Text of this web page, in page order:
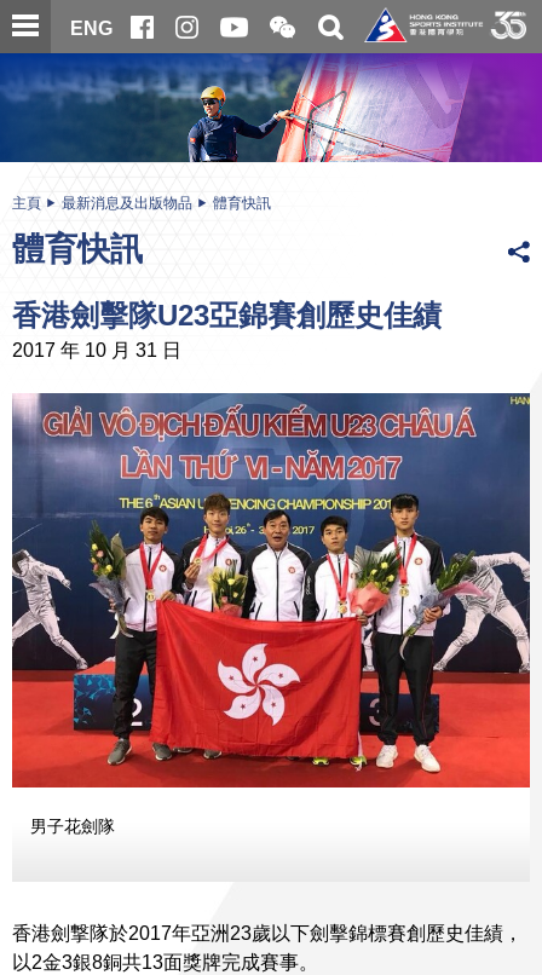
跳
至
內
ENG
開
合
微
信
二
維
碼
關
搜
尋
内
主頁 最新消息及出版物品 體育快訊
體育快訊
香港劍擊隊U23亞錦賽創歷史佳績
2017 年 10 月 31 日
男子花劍隊
香港劍撃隊於2017年亞洲23歲以下劍擊錦標賽創歷史佳績，
以2金3銀8銅共13面獎牌完成賽事。